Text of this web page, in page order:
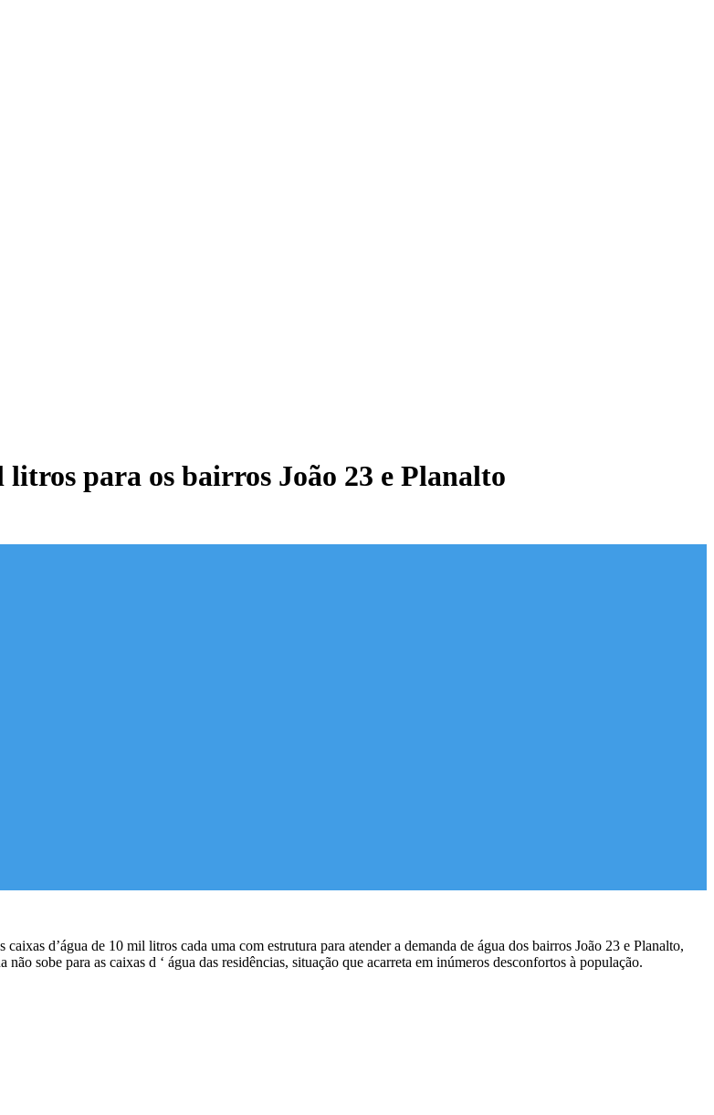
litros para os bairros João 23 e Planalto
d’água de 10 mil litros cada uma com estrutura para atender a demanda de água dos bairros João 23 e Planalto,
sobe para as caixas d ‘ água das residências, situação que acarreta em inúmeros desconfortos à população.